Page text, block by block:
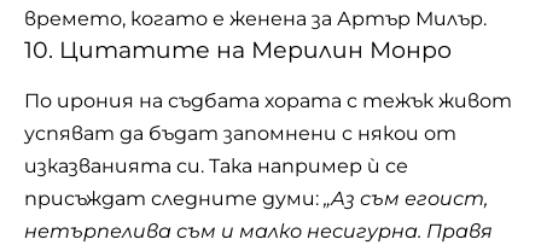
времето, когато е женена за Артър Милър.
10. Цитатите на Мерилин Монро
По ирония на съдбата хората с тежък живот
успяват да бъдат запомнени с някои от
изказванията си. Така например ѝ се
присъждат следните думи: „Аз съм егоист,
нетърпелива съм и малко несигурна. Правя